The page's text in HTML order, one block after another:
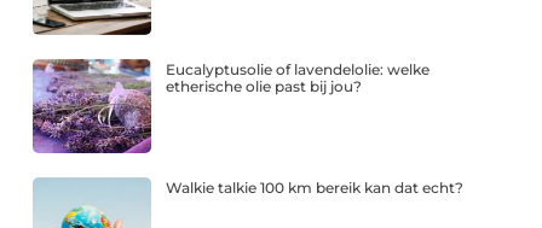
Eucalyptusolie of lavendelolie: welke
etherische olie past bij jou?
Walkie talkie 100 km bereik kan dat echt?